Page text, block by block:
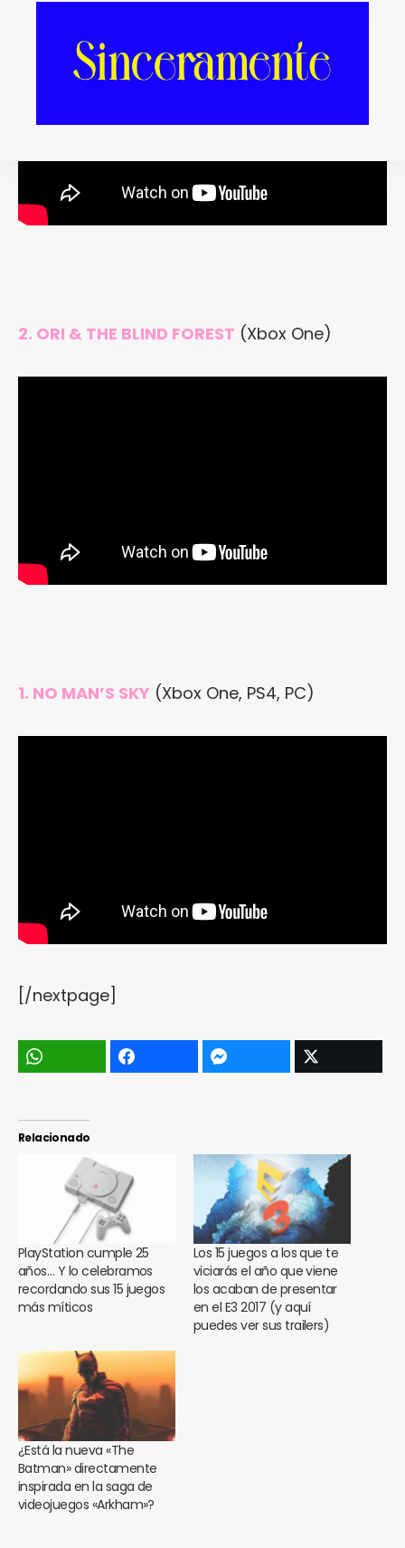
2. ORI & THE BLIND FOREST (Xbox One)
1. NO MAN’S SKY (Xbox One, PS4, PC)
[/nextpage]
Relacionado
PlayStation cumple 25
años… Y lo celebramos
recordando sus 15 juegos
más míticos
Los 15 juegos a los que te
viciarás el año que viene
los acaban de presentar
en el E3 2017 (y aquí
puedes ver sus trailers)
¿Está la nueva «The
Batman» directamente
inspirada en la saga de
videojuegos «Arkham»?